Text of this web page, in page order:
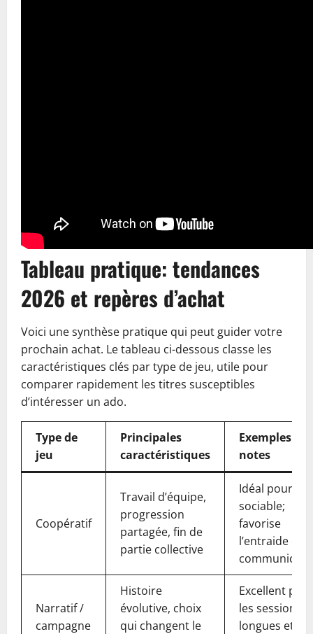
Tableau pratique: tendances
2026 et repères d’achat
Voici une synthèse pratique qui peut guider votre
prochain achat. Le tableau ci-dessous classe les
caractéristiques clés par type de jeu, utile pour
comparer rapidement les titres susceptibles
d’intéresser un ado.
Type de
jeu
Principales
caractéristiques
Exemples et
notes
Coopératif
Travail d’équipe,
progression
partagée, fin de
partie collective
Idéal pour
sociable;
favorise
l’entraide et la
Narratif /
campagne
Histoire
évolutive, choix
qui changent le
Excellent
les sessions
longues et